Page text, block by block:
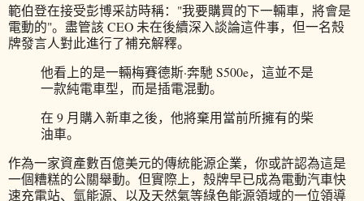
範伯登在接受彭博采訪時稱："我要購買的下一輛車，將會是
電動的"。盡管該 CEO 未在後續深入談論這件事，但一名殼
牌發言人對此進行了補充解釋。
他看上的是一輛梅賽德斯·奔馳 S500e，這並不是
一款純電車型，而是插電混動。
在 9 月購入新車之後，他將棄用當前所擁有的柴
油車。
作為一家資產數百億美元的傳統能源企業，你或許認為這是
一個糟糕的公關舉動。但實際上，殼牌早已成為電動汽車快
速充電站、氫能源、以及天然氣等綠色能源領域的一位領導